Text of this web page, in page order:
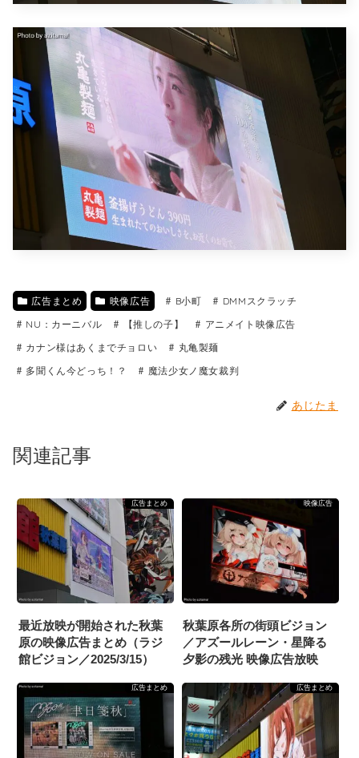
広告まとめ 映像広告 B小町
DMMスクラッチ
NU：カーニバル
【推しの子】
アニメイト映像広告
カナン様はあくまでチョロい
丸亀製麺
多聞くん今どっち！？
魔法少女ノ魔女裁判
あじたま
関連記事
広告まとめ
最近放映が開始された秋葉
原の映像広告まとめ（ラジ
館ビジョン／2025/3/15）
映像広告
秋葉原各所の街頭ビジョン
／アズールレーン・星降る
夕影の残光 映像広告放映
広告まとめ 広告まとめ